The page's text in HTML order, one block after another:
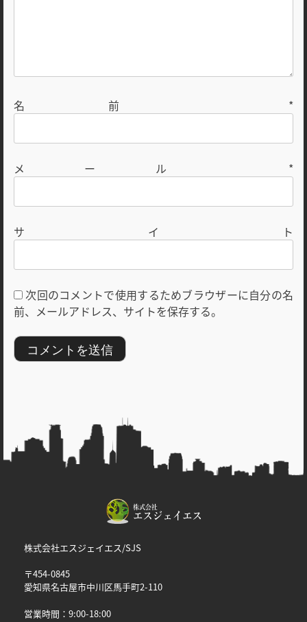
名前 *
メール *
サイト
次回のコメントで使用するためブラウザーに自分の名
前、メールアドレス、サイトを保存する。
株式会社エスジェイエス/SJS
〒454-0845
愛知県名古屋市中川区馬手町2-110
営業時間：9:00-18:00